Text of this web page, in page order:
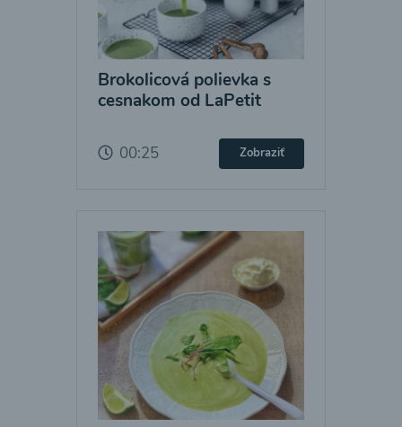
Brokolicová polievka s
cesnakom od LaPetit
00:25 Zobraziť